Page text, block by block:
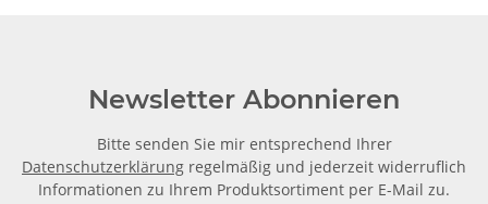
Newsletter Abonnieren
Bitte senden Sie mir entsprechend Ihrer
Datenschutzerklärung regelmäßig und jederzeit widerruflich
Informationen zu Ihrem Produktsortiment per E-Mail zu.